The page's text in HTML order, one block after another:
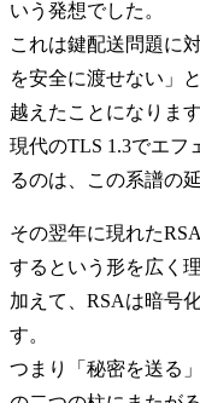
いう発想でした。
これは鍵配送問題に
を安全に渡せない」
越えたことになります
現代のTLS 1.3でエフ
るのは、この系譜の
その翌年に現れた
するという形を広く
加えて、RSAは暗号
す。
つまり「秘密を送る